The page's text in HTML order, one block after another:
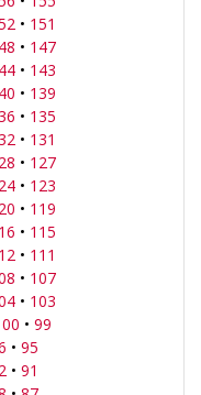
• 151
• 147
• 143
• 139
• 135
• 131
• 127
• 123
• 119
• 115
• 111
• 107
• 103
• 99
• 95
• 91